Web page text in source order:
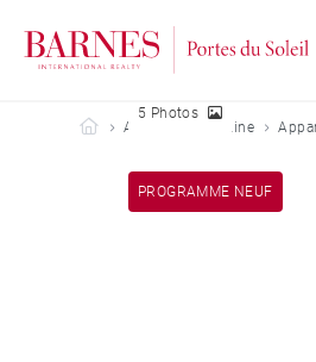
Barnes Portes du Soleil
Acheter Morzine
PROGRAMME NEUF
5 Photos